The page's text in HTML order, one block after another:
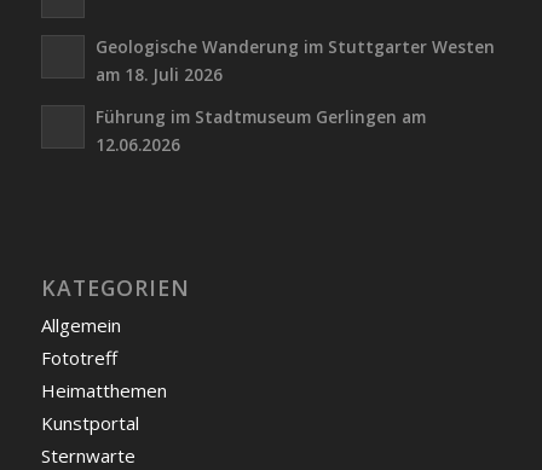
Geologische Wanderung im Stuttgarter Westen
am 18. Juli 2026
Führung im Stadtmuseum Gerlingen am
12.06.2026
KATEGORIEN
Allgemein
Fototreff
Heimatthemen
Kunstportal
Sternwarte